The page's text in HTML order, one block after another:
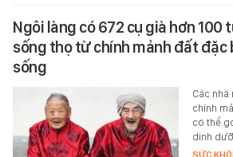
Ngôi làng có 672 cụ già hơn 100
sống thọ từ chính mảnh đất đặc
sống
Các nhà
chính
có thể
dinh
SỨC